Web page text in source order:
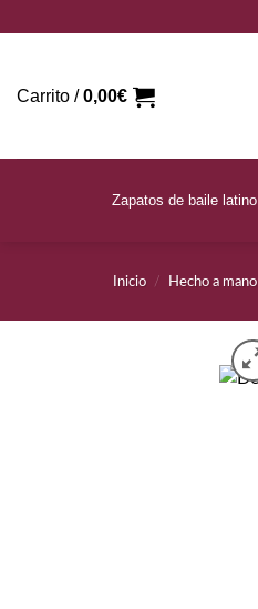
Carrito /0,00€
Zapatos de baile latino
Inicio / Hecho a mano